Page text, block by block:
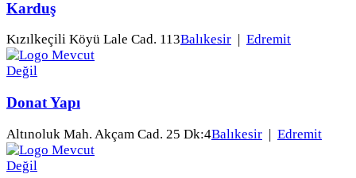
Karduş
Kızılkeçili Köyü Lale Cad. 113Balıkesir Edremit
Donat Yapı
Altınoluk Mah. Akçam Cad. 25 Dk:4Balıkesir | Edremit